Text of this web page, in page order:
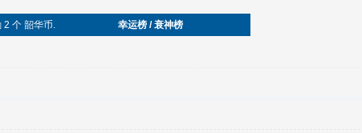
2 个 韶华币. 幸运榜 / 衰神榜